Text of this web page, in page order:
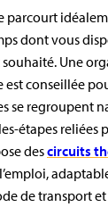
parcourt
dont vous
Une
conseillée
se regroupent
étapes reliées
descircuits
de transport